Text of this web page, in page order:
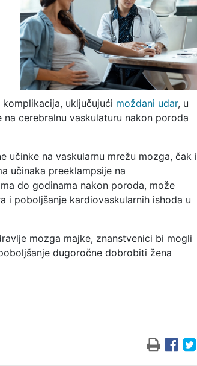
uključujući moždani udar, u
cerebralnu vaskulaturu nakon poroda
učinke na vaskularnu mrežu mozga, čak i
učinaka preeklampsije na
do godinama nakon poroda, može
i poboljšanje kardiovaskularnih ishoda u
mozga majke, znanstvenici bi mogli
dugoročne dobrobiti žena